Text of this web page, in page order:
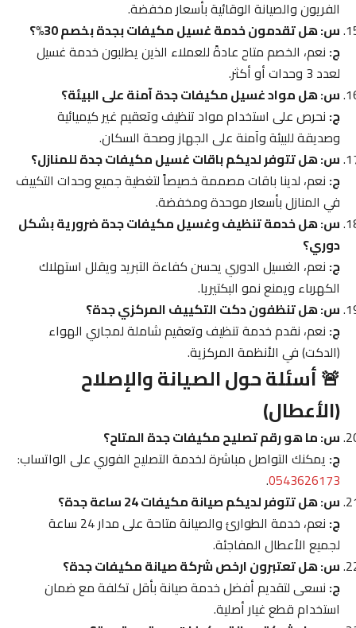
الفريون والصيانة الوقائية بأسعار مخفضة.
س: هل تقدمون خدمة غسيل مكيفات بجدة بخصم 30%؟
ج: نعم، الخصم متاح عادةً للعملاء الذين يطلبون خدمة غسيل
لعدد 3 وحدات أو أكثر.
س: هل مواد غسيل مكيفات جدة آمنة على البيئة؟
ج: نحرص على استخدام مواد تنظيف وتعقيم غير كيميائية
وصديقة للبيئة وآمنة على الجهاز وصحة السكان.
س: هل تتوفر لديكم باقات غسيل مكيفات جدة للمنازل؟
ج: نعم، لدينا باقات مصممة خصيصاً لتغطية جميع وحدات التكييف
في المنازل بأسعار موحدة ومخفضة.
س: هل خدمة تنظيف وغسيل مكيفات جدة ضرورية بشكل
دوري؟
ج: نعم، الغسيل الدوري يحسن كفاءة التبريد ويقلل استهلاك
الكهرباء ويمنع نمو البكتيريا.
س: هل تنظفون دكت التكييف المركزي جدة؟
ج: نعم، نقدم خدمة تنظيف وتعقيم شاملة لمجاري الهواء
(الدكت) في الأنظمة المركزية.
🚨 أسئلة حول الصيانة والإصلاح
(الأعطال)
س: ما هو رقم تصليح مكيفات جدة المتاح؟
ج: يمكنك التواصل مباشرة لخدمة التصليح الفوري على الواتساب:
0543626173
.
س: هل تتوفر لديكم صيانة مكيفات 24 ساعة جدة؟
ج:
نعم، خدمة الطوارئ والصيانة متاحة على مدار 24 ساعة
لجميع الأعطال المفاجئة.
س: هل تعتبرون ارخص شركة صيانة مكيفات جدة؟
ج: نسعى لتقديم أفضل خدمة صيانة بأقل تكلفة مع ضمان
استخدام قطع غيار أصلية.